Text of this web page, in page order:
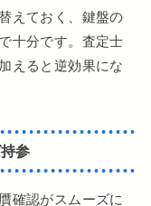
えておく、鍵盤の
十分です。査定士
えると逆効果にな
参
確認がスムーズに